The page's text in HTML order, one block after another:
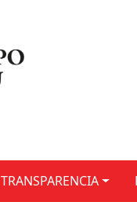
TRANSPARENCIA